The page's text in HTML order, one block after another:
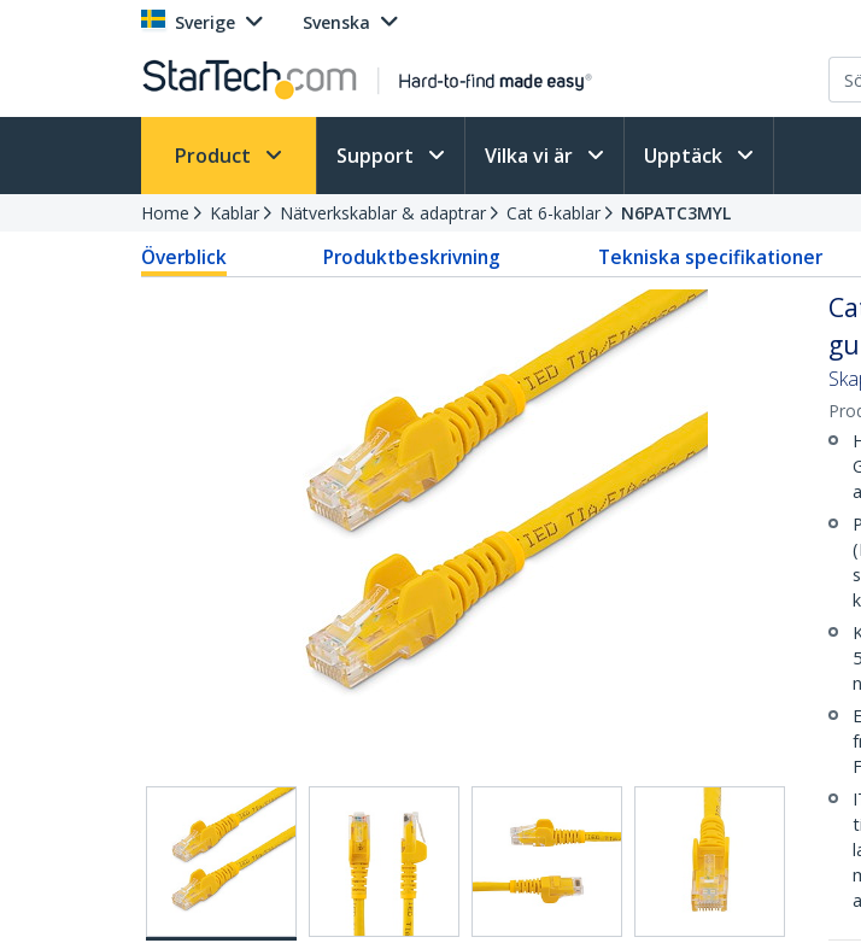
Sverige Svenska
Product Support Vilka vi är Upptäck
Home Kablar Nätverkskablar & adaptrar Cat 6-kablar N6PATC3MYL
Överblick Produktbeskrivning Tekniska specifikationer